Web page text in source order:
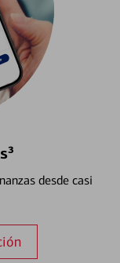
desde casi